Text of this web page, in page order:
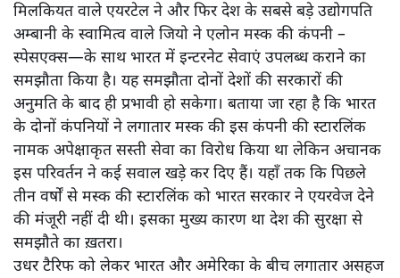
मिलकियत वाले एयरटेल ने और फिर देश के सबसे बड़े उद्योगपति
अम्बानी के स्वामित्व वाले जियो ने एलोन मस्क की कंपनी –
स्पेसएक्स—के साथ भारत में इन्टरनेट सेवाएं उपलब्ध कराने का
समझौता किया है। यह समझौता दोनों देशों की सरकारों की
अनुमति के बाद ही प्रभावी हो सकेगा। बताया जा रहा है कि भारत
के दोनों कंपनियों ने लगातार मस्क की इस कंपनी की स्टारलिंक
नामक अपेक्षाकृत सस्ती सेवा का विरोध किया था लेकिन अचानक
इस परिवर्तन ने कई सवाल खड़े कर दिए हैं। यहाँ तक कि पिछले
तीन वर्षों से मस्क की स्टारलिंक को भारत सरकार ने एयरवेज देने
की मंजूरी नहीं दी थी। इसका मुख्य कारण था देश की सुरक्षा से
समझौते का ख़तरा।
उधर टैरिफ को लेकर भारत और अमेरिका के बीच लगातार असहज